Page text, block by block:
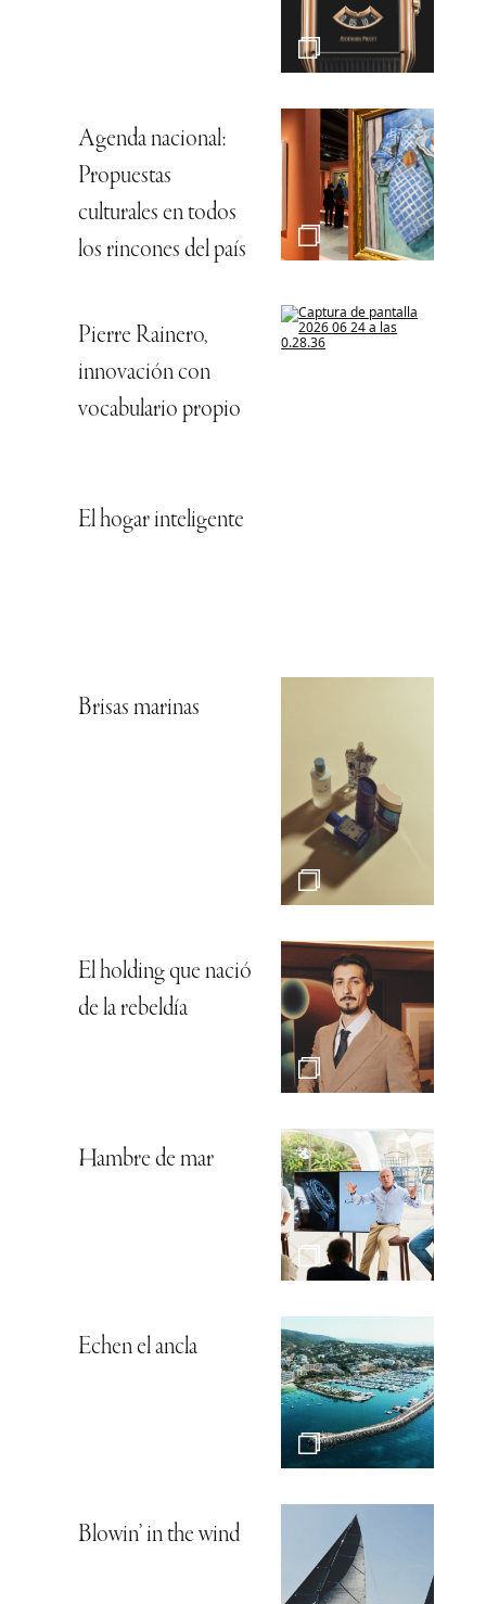
Agenda nacional:
Propuestas
culturales en todos
los rincones del país
Pierre Rainero,
innovación con
vocabulario propio
El hogar inteligente
Brisas marinas
El holding que nació
de la rebeldía
Hambre de mar
Echen el ancla
Blowin’ in the wind